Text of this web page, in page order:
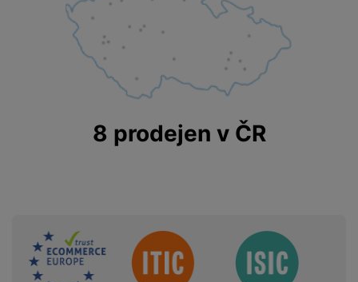
8 prodejen v ČR
Sdružení